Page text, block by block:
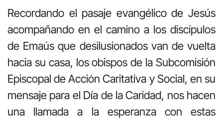
Recordando el pasaje evangélico de Jesús
acompañando en el camino a los discípulos
de Emaús que desilusionados van de vuelta
hacia su casa, los obispos de la Subcomisión
Episcopal de Acción Caritativa y Social, en su
mensaje para el Día de la Caridad, nos hacen
una llamada a la esperanza con estas